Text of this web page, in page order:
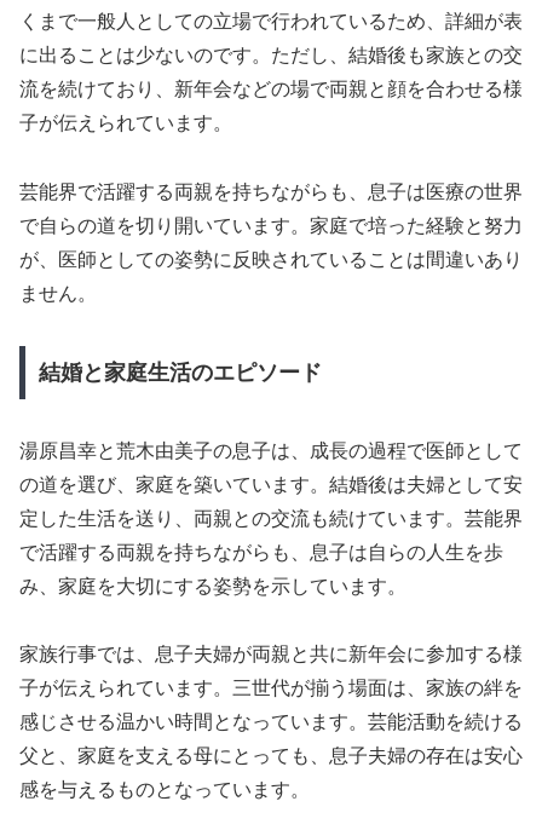
くまで一般人としての立場で行われているため、詳細が表
に出ることは少ないのです。ただし、結婚後も家族との交
流を続けており、新年会などの場で両親と顔を合わせる様
子が伝えられています。
芸能界で活躍する両親を持ちながらも、息子は医療の世界
で自らの道を切り開いています。家庭で培った経験と努力
が、医師としての姿勢に反映されていることは間違いあり
ません。
結婚と家庭生活のエピソード
湯原昌幸と荒木由美子の息子は、成長の過程で医師として
の道を選び、家庭を築いています。結婚後は夫婦として安
定した生活を送り、両親との交流も続けています。芸能界
で活躍する両親を持ちながらも、息子は自らの人生を歩
み、家庭を大切にする姿勢を示しています。
家族行事では、息子夫婦が両親と共に新年会に参加する様
子が伝えられています。三世代が揃う場面は、家族の絆を
感じさせる温かい時間となっています。芸能活動を続ける
父と、家庭を支える母にとっても、息子夫婦の存在は安心
感を与えるものとなっています。